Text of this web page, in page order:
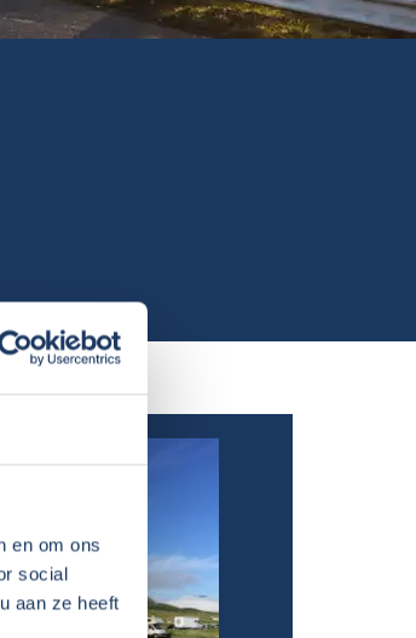
en om ons
social
aan ze heeft